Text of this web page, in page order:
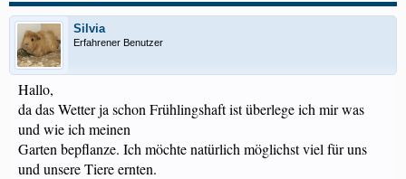
Silvia
Erfahrener Benutzer
Hallo,
da das Wetter ja schon Frühlingshaft ist überlege ich mir was
und wie ich meinen
Garten bepflanze. Ich möchte natürlich möglichst viel für uns
und unsere Tiere ernten.